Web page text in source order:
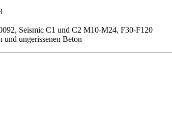
Seismic C1 und C2 M10-M24, F30-F120
und ungerissenen Beton